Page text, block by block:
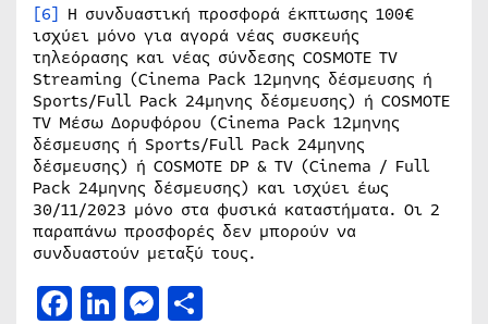
[6] Η συνδυαστική προσφορά έκπτωσης 100€
ισχύει μόνο για αγορά νέας συσκευής
τηλεόρασης και νέας σύνδεσης COSMOTE TV
Streaming (Cinema Pack 12μηνης δέσμευσης ή
Sports/Full Pack 24μηνης δέσμευσης) ή COSMOTE
TV Μέσω Δορυφόρου (Cinema Pack 12μηνης
δέσμευσης ή Sports/Full Pack 24μηνης
δέσμευσης) ή COSMOTE DP & TV (Cinema / Full
Pack 24μηνης δέσμευσης) και ισχύει έως
30/11/2023 μόνο στα φυσικά καταστήματα. Οι 2
παραπάνω προσφορές δεν μπορούν να
συνδυαστούν μεταξύ τους.
Facebook
LinkedIn
Messenger